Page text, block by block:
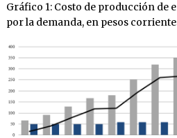
Gráfico 1: Costo de producción de
por la demanda, en pesos